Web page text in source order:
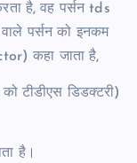
है, वह पर्सन tds
पर्सन को इनकम
कहा जाता है,
टीडीएस डिडक्टरी)
है।